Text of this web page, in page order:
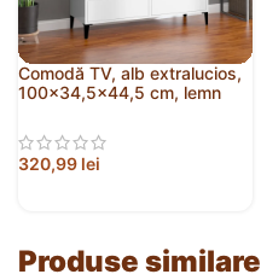
Comodă TV, alb extralucios,
100×34,5×44,5 cm, lemn
320,99 lei
Produse similare